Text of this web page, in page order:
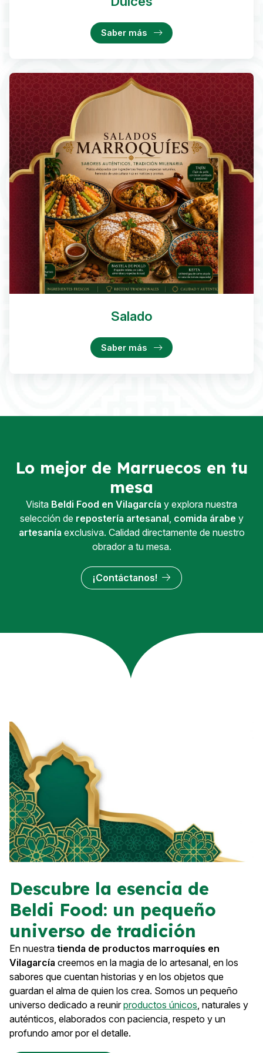
Saber más
Salado
Saber más
Lo mejor de Marruecos en tu
mesa
Visita Beldi Food en Vilagarcía y explora nuestra
selección de repostería artesanal comida árabe y
artesanía exclusiva. Calidad directamente de nuestro
obrador a tu mesa.
¡Contáctanos!
Descubre la esencia de
Beldi Food: un pequeño
universo de tradición
En nuestra tienda de productos marroquíes en
Vilagarcía creemos en la magia de lo artesanal, en los
sabores que cuentan historias y en los objetos que
guardan el alma de quien los crea. Somos un pequeño
universo dedicado a reunirproductos únicos, naturales y
auténticos, elaborados con paciencia, respeto y un
profundo amor por el detalle.